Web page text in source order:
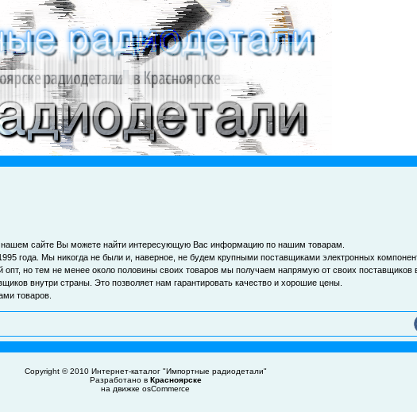
сайте Вы можете найти интересующую Вас информацию по нашим товарам.
года. Мы никогда не были и, наверное, не будем крупными поставщиками электронных
но тем не менее около половины своих товаров мы получаем напрямую от своих поставщиков
внутри страны. Это позволяет нам гарантировать качество и хорошие цены.
товаров.
Copyright © 2010 Интернет-каталог "Импортные радиодетали"
Разработано в Красноярске
на движке osCommerce